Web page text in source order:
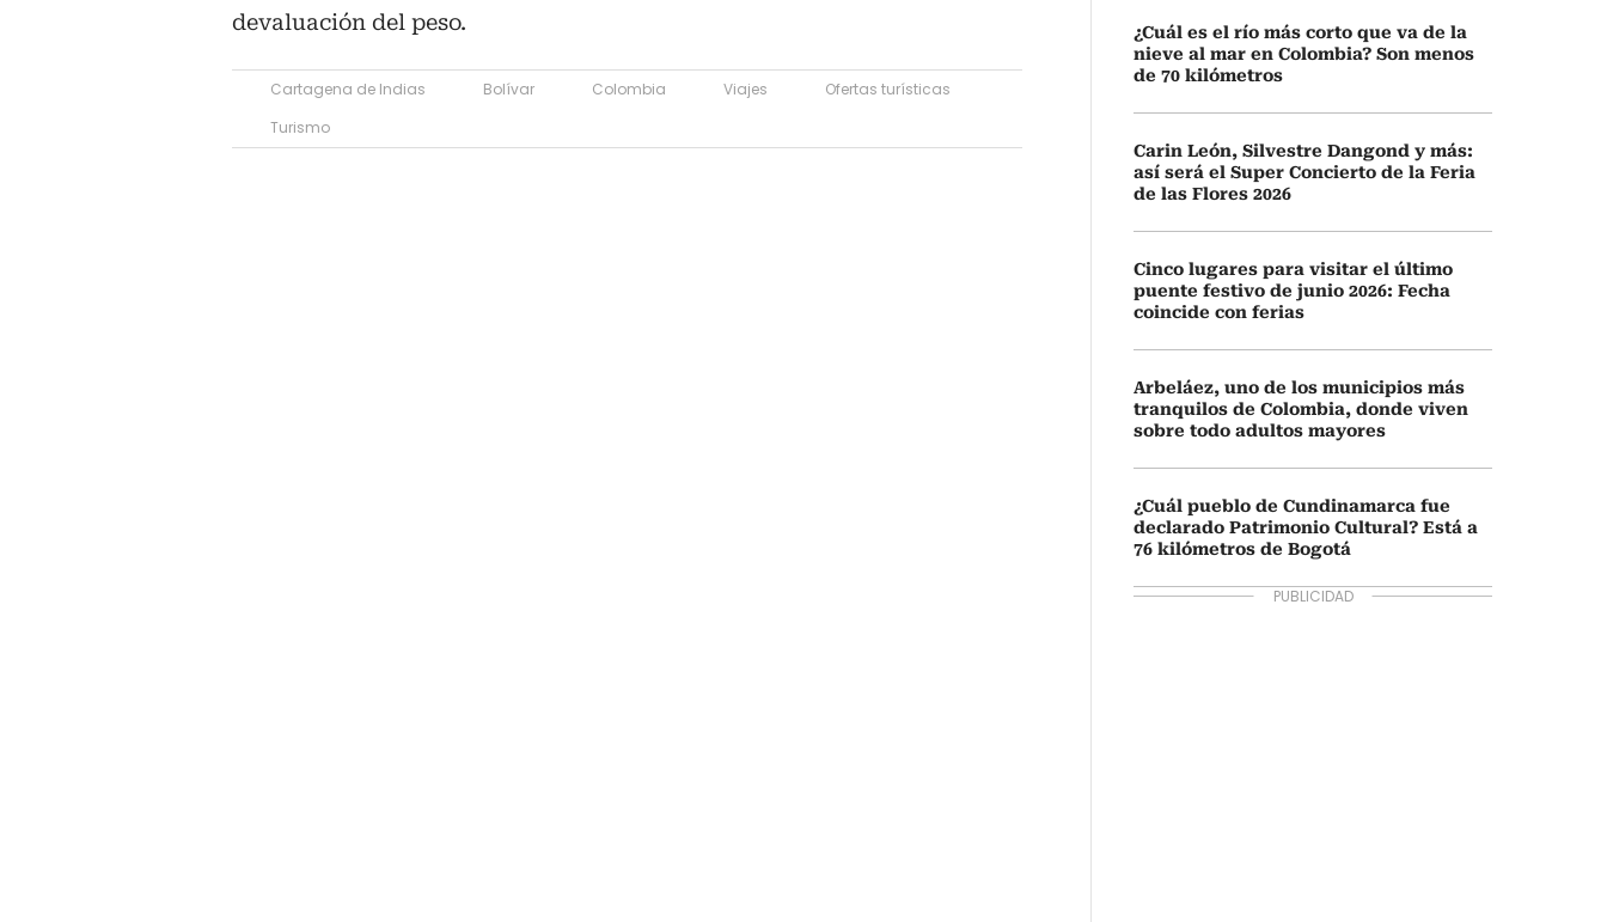
devaluación del peso.
Cartagena de Indias Bolívar Colombia Viajes
Ofertas turísticas
Turismo
¿Cuál es el río más corto que va de la
nieve al mar en Colombia? Son menos
de 70 kilómetros
Carin León, Silvestre Dangond y más:
así será el Super Concierto de la Feria
de las Flores 2026
Cinco lugares para visitar el último
puente festivo de junio 2026: Fecha
coincide con ferias
Arbeláez, uno de los municipios más
tranquilos de Colombia, donde viven
sobre todo adultos mayores
¿Cuál pueblo de Cundinamarca fue
declarado Patrimonio Cultural? Está a
76 kilómetros de Bogotá